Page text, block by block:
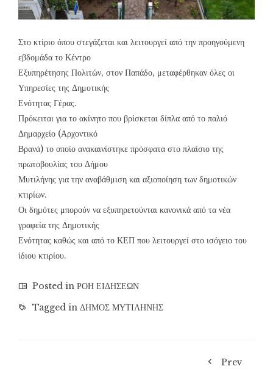
Στο κτίριο όπου στεγάζεται και λειτουργεί από την προηγούμενη
εβδομάδα το Κέντρο
Εξυπηρέτησης Πολιτών, στον Παπάδο, μεταφέρθηκαν όλες οι
Υπηρεσίες της Δημοτικής
Ενότητας Γέρας.
Πρόκειται για το ακίνητο που βρίσκεται δίπλα από το παλιό
Δημαρχείο (Αρχοντικό
Βρανά) το οποίο ανακαινίστηκε πρόσφατα στο πλαίσιο της
πρωτοβουλίας του Δήμου
Μυτιλήνης για την αναβάθμιση και αξιοποίηση των δημοτικών
κτιρίων.
Οι δημότες μπορούν να εξυπηρετούνται κανονικά από τα νέα
γραφεία της Δημοτικής
Ενότητας καθώς και από το ΚΕΠ που λειτουργεί στο ισόγειο του
ίδιου κτιρίου.
Posted in ΡΟΗ ΕΙΔΗΣΕΩΝ
Tagged in ΔΗΜΟΣ ΜΥΤΙΛΗΝΗΣ
Prev